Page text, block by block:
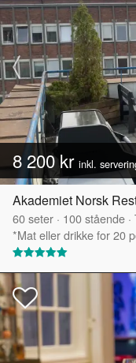
8 200 kr inkl.
60seter · 100stående ·
*Mat eller drikke for 20